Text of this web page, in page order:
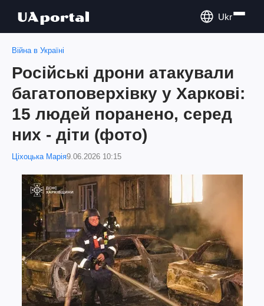
Ukr
Війна в Україні
Російські дрони атакували
багатоповерхівку у Харкові:
15 людей поранено, серед
них - діти (фото)
Ціхоцька Марія9.06.2026 10:15